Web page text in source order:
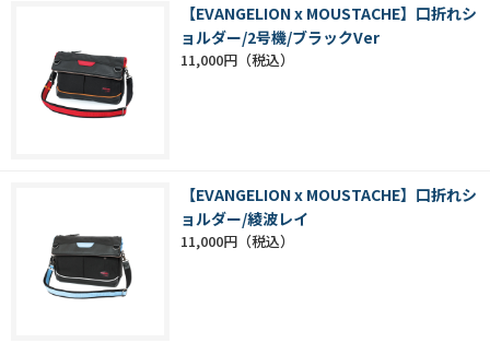
【EVANGELION x MOUSTACHE】口折れシ
ョルダー/2号機/ブラックVer
11,000円
【EVANGELION x MOUSTACHE】口折れシ
ョルダー/綾波レイ
11,000円